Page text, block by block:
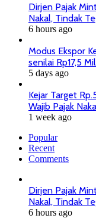
Dirjen Pajak
Nakal, Tindak
6 hours ago
Modus Ekspor
senilai Rp17,5
5 days ago
Kejar Target
Wajib Pajak
1 week ago
Popular
Recent
Comments
Dirjen Pajak
Nakal, Tindak
6 hours ago